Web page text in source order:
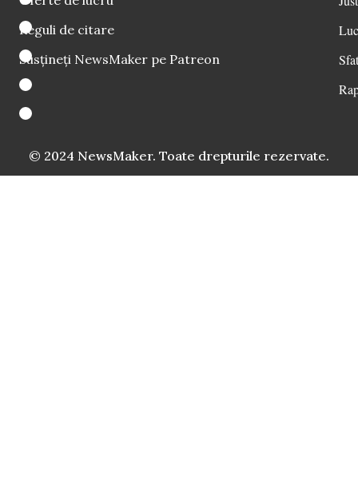
Reguli de citare
Susțineți NewsMaker pe Patreon
© 2024 NewsMaker. Toate drepturile rezervate.